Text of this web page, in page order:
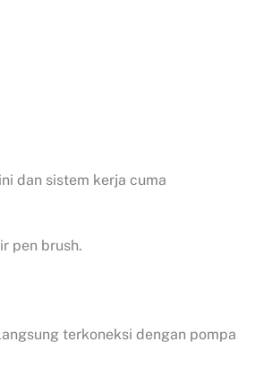
dan sistem kerja cuma
pen brush.
terkoneksi dengan pompa